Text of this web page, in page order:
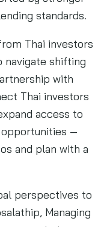
standards.
Thai investors
navigate shifting
with
Thai investors
access to
—
and plan with a
perspectives to
Managing